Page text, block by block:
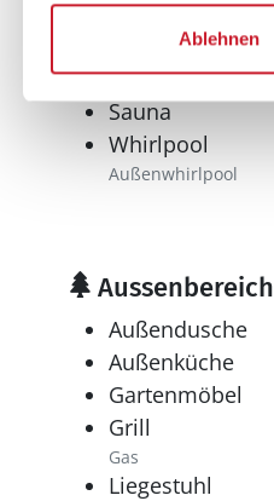
Ablehnen
Wasserkocher
Wellness
Sauna
Whirlpool
Außenwhirlpool
Aussenbereich
Außendusche
Außenküche
Gartenmöbel
Grill
Gas
Liegestuhl